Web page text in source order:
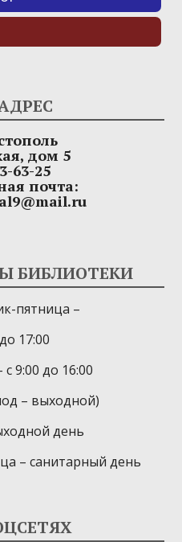
дом 5
63-25
почта:
БИБЛИОТЕКИ
пятница –
17:00
9:00 до 16:00
– выходной)
день
– санитарный день